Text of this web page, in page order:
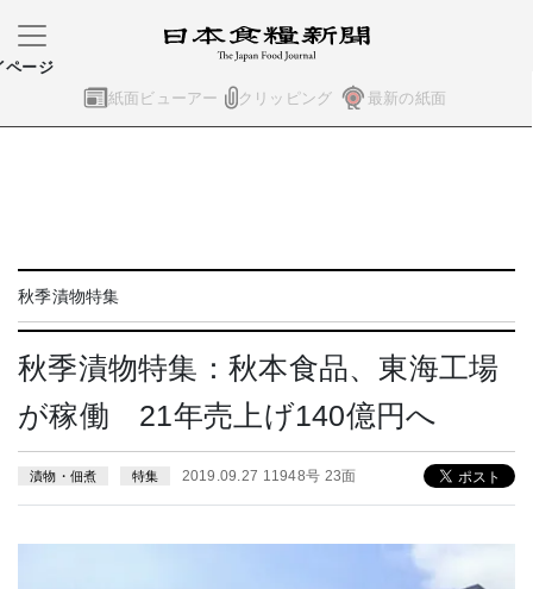
紙面ビューアー クリッピング 最新の紙面
ページ
秋季漬物特集
秋季漬物特集：秋本食品、東海工場
が稼働 21年売上げ140億円へ
漬物・佃煮 特集 2019.09.27 11948号 23面